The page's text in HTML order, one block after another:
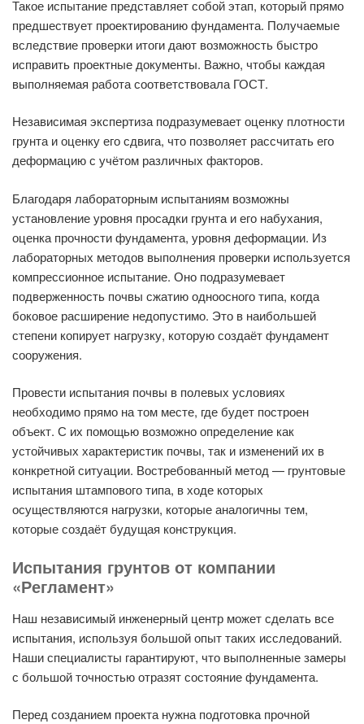
Такое испытание представляет собой этап, который прямо
предшествует проектированию фундамента. Получаемые
вследствие проверки итоги дают возможность быстро
исправить проектные документы. Важно, чтобы каждая
выполняемая работа соответствовала ГОСТ.
Независимая экспертиза подразумевает оценку плотности
грунта и оценку его сдвига, что позволяет рассчитать его
деформацию с учётом различных факторов.
Благодаря лабораторным испытаниям возможны
установление уровня просадки грунта и его набухания,
оценка прочности фундамента, уровня деформации. Из
лабораторных методов выполнения проверки используется
компрессионное испытание. Оно подразумевает
подверженность почвы сжатию одноосного типа, когда
боковое расширение недопустимо. Это в наибольшей
степени копирует нагрузку, которую создаёт фундамент
сооружения.
Провести испытания почвы в полевых условиях
необходимо прямо на том месте, где будет построен
объект. С их помощью возможно определение как
устойчивых характеристик почвы, так и изменений их в
конкретной ситуации. Востребованный метод — грунтовые
испытания штампового типа, в ходе которых
осуществляются нагрузки, которые аналогичны тем,
которые создаёт будущая конструкция.
Испытания грунтов от компании
«Регламент»
Наш независимый инженерный центр может сделать все
испытания, используя большой опыт таких исследований.
Наши специалисты гарантируют, что выполненные замеры
с большой точностью отразят состояние фундамента.
Перед созданием проекта нужна подготовка прочной